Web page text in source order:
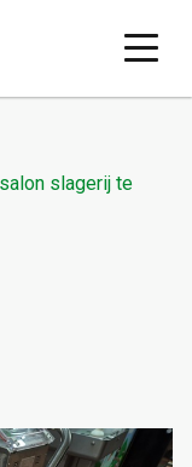
slagerij te